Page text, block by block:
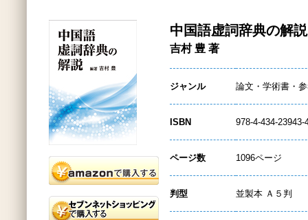
中国語虚詞辞典の解説
吉村 豊 著
ジャンル 論文・学術書・
ISBN 978-4-434-23943-
ページ数 1096ページ
判型 並製本 Ａ５判